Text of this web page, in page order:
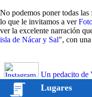
No podemos poner todas las
lo que le invitamos a ver
ver la excelente narración
isla de Nácar y Sal", con
Un pedacito de
Lugares